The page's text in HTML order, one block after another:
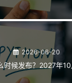
2026-06-20
时候发布？2027年